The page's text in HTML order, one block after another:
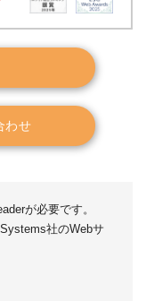
わせ
が必要です。
社のWebサ